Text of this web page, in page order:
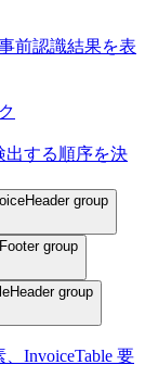
前認識結果を表
出する順序を決
group
group
group
InvoiceTable 要